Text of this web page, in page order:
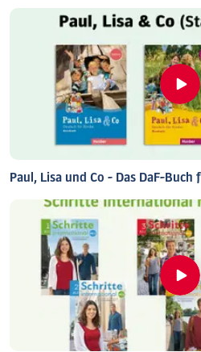
Paul, Lisa und Co - Das DaF-